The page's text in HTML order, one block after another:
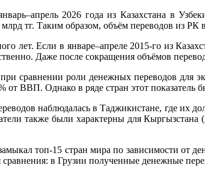
2026 года из Казахстана в
тг. Таким образом, объём переводов из РК
лет. Если в январе–апреле 2015-го из
Даже после сокращения объёмов
при сравнении роли денежных переводов
от ВВП. Однако в ряде стран этот показатель
наблюдалась в Таджикистане, где
также были характерны для
топ-15 стран мира по зависимости от
сравнения: в Грузии полученные денежные